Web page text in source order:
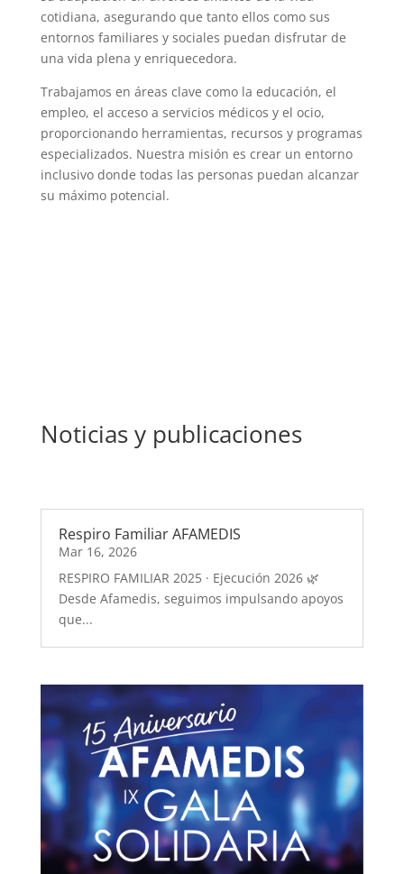
cotidiana, asegurando que tanto ellos como sus
entornos familiares y sociales puedan disfrutar de
una vida plena y enriquecedora.
Trabajamos en áreas clave como la educación, el
empleo, el acceso a servicios médicos y el ocio,
proporcionando herramientas, recursos y programas
especializados. Nuestra misión es crear un entorno
inclusivo donde todas las personas puedan alcanzar
su máximo potencial.
Noticias y publicaciones
Respiro Familiar AFAMEDIS
Mar 16, 2026
​RESPIRO FAMILIAR 2025 · Ejecución 2026 🌿 ​
Desde Afamedis, seguimos impulsando apoyos
que...